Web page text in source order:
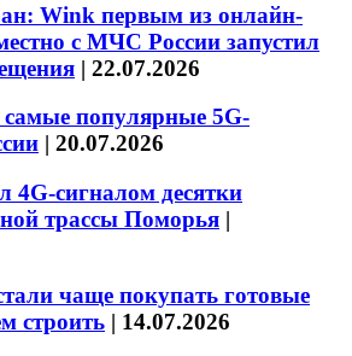
Wink первым из онлайн-
с МЧС России запустил
| 22.07.2026
популярные 5G-
| 20.07.2026
4G-сигналом десятки
трассы Поморья |
чаще покупать готовые
строить | 14.07.2026